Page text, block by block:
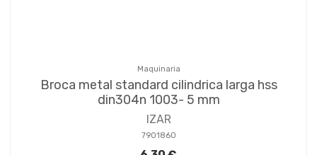
Maquinaria
Broca metal standard cilindrica larga hss
din304n 1003- 5 mm
IZAR
7901860